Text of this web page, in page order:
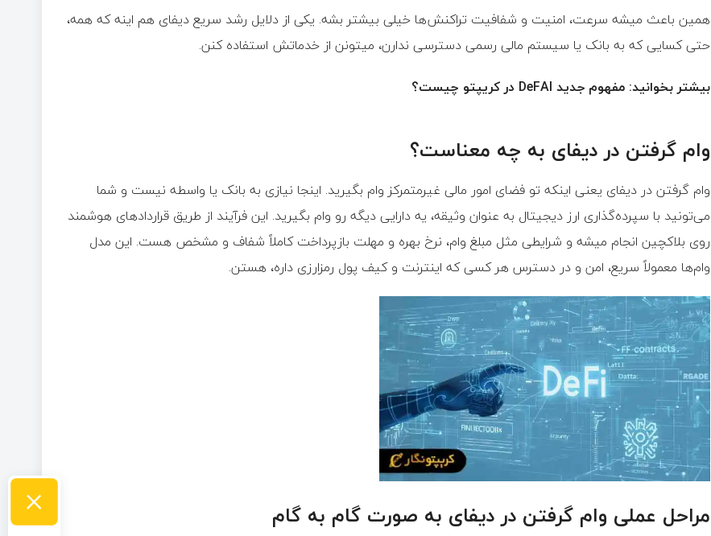
همین باعث میشه سرعت، امنیت و شفافیت تراکنش‌ها خیلی بیشتر بشه. یکی از دلایل رشد سریع دیفای هم اینه که همه،
حتی کسایی که به بانک یا سیستم مالی رسمی دسترسی ندارن، میتونن از خدماتش استفاده کنن.
بیشتر بخوانید: مفهوم جدید DeFAI در کریپتو چیست؟
وام گرفتن در دیفای به چه معناست؟
وام گرفتن در دیفای یعنی اینکه تو فضای امور مالی غیرمتمرکز وام بگیرید. اینجا نیازی به بانک یا واسطه نیست و شما
می‌تونید با سپرده‌گذاری ارز دیجیتال به عنوان وثیقه، یه دارایی دیگه رو وام بگیرید. این فرآیند از طریق قراردادهای هوشمند
روی بلاکچین انجام میشه و شرایطی مثل مبلغ وام، نرخ بهره و مهلت بازپرداخت کاملاً شفاف و مشخص هست. این مدل
وام‌ها معمولاً سریع، امن و در دسترس هر کسی که اینترنت و کیف پول رمزارزی داره، هستن.
مراحل عملی وام گرفتن در دیفای به‌ صورت گام‌ به‌ گام ×